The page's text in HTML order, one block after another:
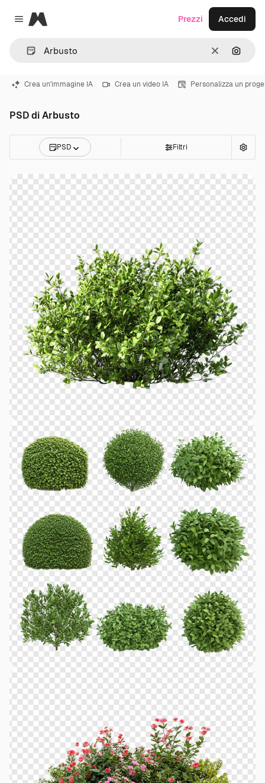
Close menu
Magnific
CancellaCerca
Prezzi Accedi
Crea un'immagine IA Crea un video IA Personalizza un
PSD di Arbusto
PSD Filtri